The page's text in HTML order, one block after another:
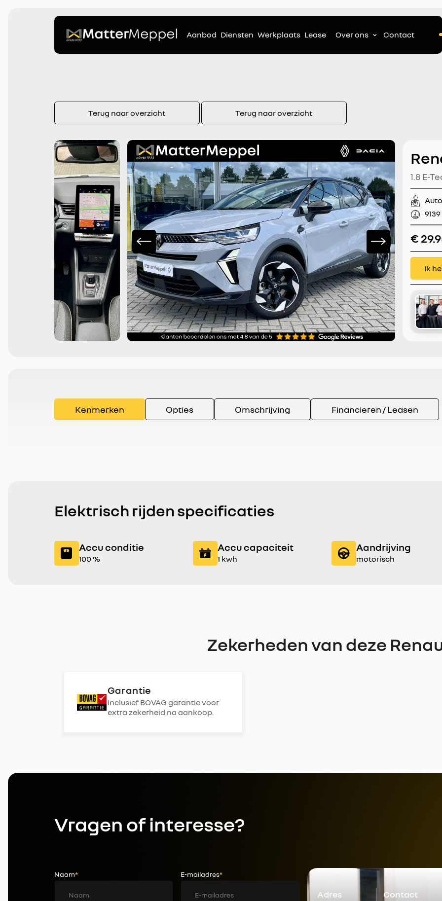
Aanbod Diensten Werkplaats Lease Over ons Contact
Terug naar overzicht Terug naar overzicht
1.8 E-
€
Ik
Kenmerken Opties Omschrijving Financieren / Leasen
Elektrisch rijden specificaties
Accu conditie
100 %
Accu capaciteit
1 kwh
Aandrijving
motorisch
Zekerheden van deze
Garantie
Inclusief BOVAG garantie voor
extra zekerheid na aankoop.
Vragen of interesse?
Naam* E-mailadres*
Adres Contact